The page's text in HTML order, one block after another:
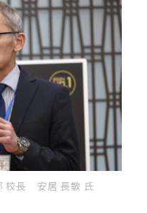
校長 安居 長敏 氏